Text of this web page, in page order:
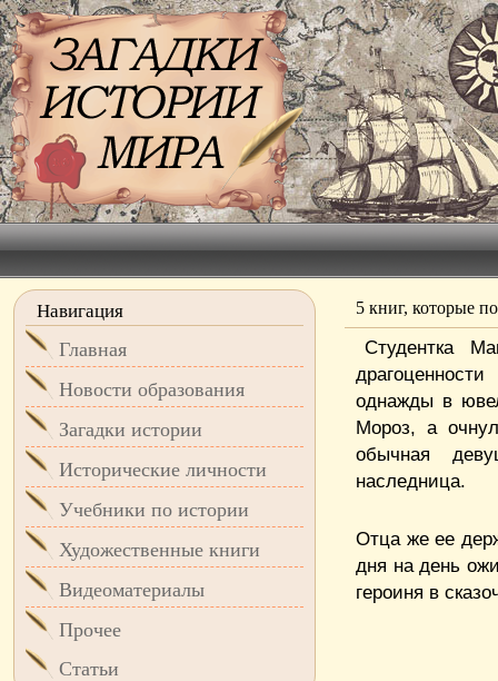
5 книг, которые
Студентка
однажды в
Мороз, а
обычная
наследница.
Отца же ее
дня на день
героиня в
Навигация
Главная
Новости образования
Загадки истории
Исторические личности
Учебники по истории
Художественные книги
Видеоматериалы
Прочее
Статьи